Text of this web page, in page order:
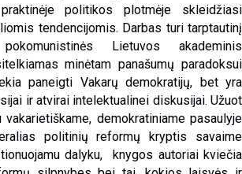
politikos plotmėje skleidžiasi
tendencijomis. Darbas turi tarptautinį
Lietuvos akademinis
minėtam panašumų paradoksui
paneigti Vakarų demokratijų, bet yra
ir atvirai intelektualinei diskusijai. Užuot
demokratiniame pasaulyje
politinių reformų kryptis savaime
dalyku, knygos autoriai kviečia